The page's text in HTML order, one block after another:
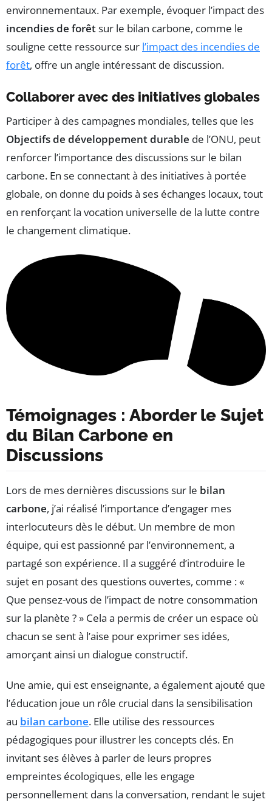
environnementaux. Par exemple, évoquer l’impact des
incendies de forêtsur le bilan carbone, comme le
souligne cette ressource sur l’impact des incendies de
forêt, offre un angle intéressant de discussion.
Collaborer avec des initiatives globales
Participer à des campagnes mondiales, telles que les
Objectifs de développement durable de l’ONU, peut
renforcer l’importance des discussions sur le bilan
carbone. En se connectant à des initiatives à portée
globale, on donne du poids à ses échanges locaux, tout
en renforçant la vocation universelle de la lutte contre
le changement climatique.
Témoignages : Aborder le Sujet
du Bilan Carbone en
Discussions
Lors de mes dernières discussions sur le bilan
carbone, j’ai réalisé l’importance d’engager mes
interlocuteurs dès le début. Un membre de mon
équipe, qui est passionné par l’environnement, a
partagé son expérience. Il a suggéré d’introduire le
sujet en posant des questions ouvertes, comme : «
Que pensez-vous de l’impact de notre consommation
sur la planète ? » Cela a permis de créer un espace où
chacun se sent à l’aise pour exprimer ses idées,
amorçant ainsi un dialogue constructif.
Une amie, qui est enseignante, a également ajouté que
l’éducation joue un rôle crucial dans la sensibilisation
au bilan carbone. Elle utilise des ressources
pédagogiques pour illustrer les concepts clés. En
invitant ses élèves à parler de leurs propres
empreintes écologiques, elle les engage
personnellement dans la conversation, rendant le sujet